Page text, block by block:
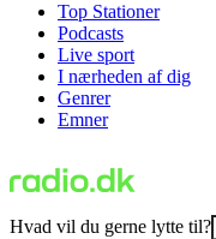
Top Stationer
Podcasts
Live sport
I nærheden af dig
Genrer
Emner
Hvad vil du gerne lytte til?